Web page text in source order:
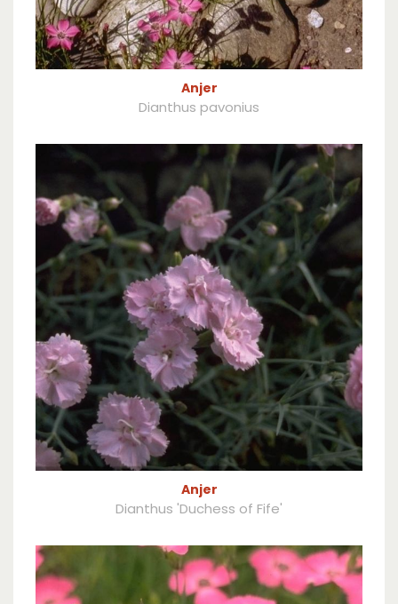
Anjer
Dianthus pavonius
Anjer
Dianthus 'Duchess of Fife'